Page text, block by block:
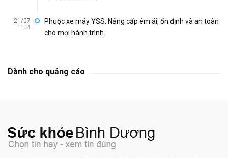
21/07
11:04
Phuộc xe máy YSS: Nâng cấp êm ái, ổn định và an toàn
cho mọi hành trình
Dành cho quảng cáo